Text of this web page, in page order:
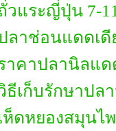
วแระญี่ปุ่น 7-
ลาช่อนแดดเดี
าคาปลานิลแด
ธีเก็บรักษาปล
ห็ดหยองสมุนไ